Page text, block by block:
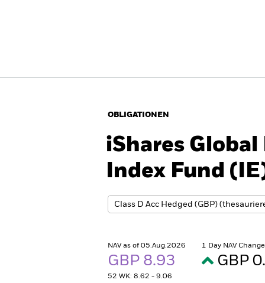
United Kingdom United States
OBLIGATIONEN
iShares
Index Fund
NAV as of 05.Aug.2026
GBP 8.93
52 WK: 8.62 - 9.06
1 Day NAV
GBP